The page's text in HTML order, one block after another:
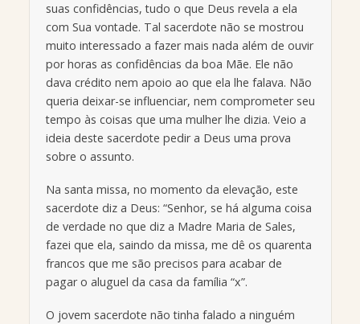
suas confidências, tudo o que Deus revela a ela
com Sua vontade. Tal sacerdote não se mostrou
muito interessado a fazer mais nada além de ouvir
por horas as confidências da boa Mãe. Ele não
dava crédito nem apoio ao que ela lhe falava. Não
queria deixar-se influenciar, nem comprometer seu
tempo às coisas que uma mulher lhe dizia. Veio a
ideia deste sacerdote pedir a Deus uma prova
sobre o assunto.
Na santa missa, no momento da elevação, este
sacerdote diz a Deus: “Senhor, se há alguma coisa
de verdade no que diz a Madre Maria de Sales,
fazei que ela, saindo da missa, me dê os quarenta
francos que me são precisos para acabar de
pagar o aluguel da casa da família “x”.
O jovem sacerdote não tinha falado a ninguém